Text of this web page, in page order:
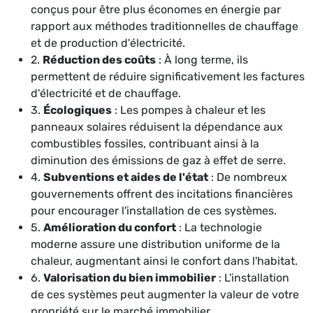
conçus pour être plus économes en énergie par
rapport aux méthodes traditionnelles de chauffage
et de production d'électricité.
2. Réduction des coûts : À long terme, ils
permettent de réduire significativement les factures
d'électricité et de chauffage.
3. Écologiques : Les pompes à chaleur et les
panneaux solaires réduisent la dépendance aux
combustibles fossiles, contribuant ainsi à la
diminution des émissions de gaz à effet de serre.
4. Subventions et aides de l'état : De nombreux
gouvernements offrent des incitations financières
pour encourager l'installation de ces systèmes.
5. Amélioration du confort : La technologie
moderne assure une distribution uniforme de la
chaleur, augmentant ainsi le confort dans l'habitat.
6. Valorisation du bien immobilier : L'installation
de ces systèmes peut augmenter la valeur de votre